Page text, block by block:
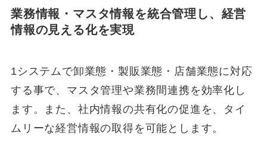
業務情報・マスタ情報を統合管理し、経営
情報の見える化を実現
1システムで卸業態・製販業態・店舗業態に対応
する事で、マスタ管理や業務間連携を効率化し
ます。また、社内情報の共有化の促進を、タイ
ムリーな経営情報の取得を可能とします。